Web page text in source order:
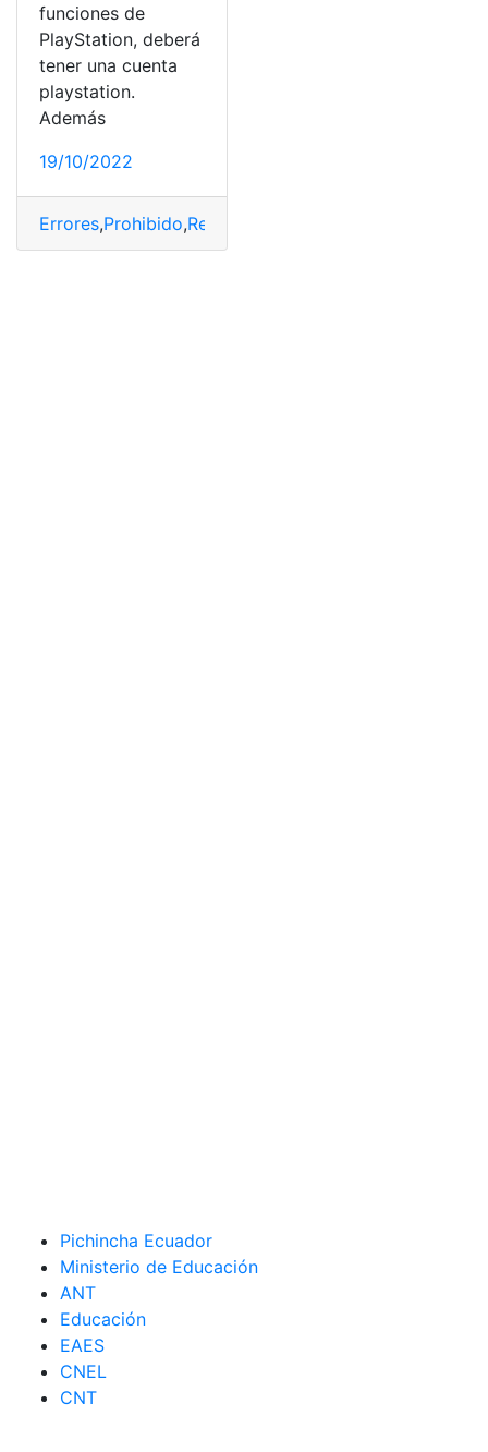
funciones de
PlayStation, deberá
tener una cuenta
playstation.
Además
19/10/2022
Errores,Prohibido,Reparación
Pichincha Ecuador
Ministerio de Educación
ANT
Educación
EAES
CNEL
CNT